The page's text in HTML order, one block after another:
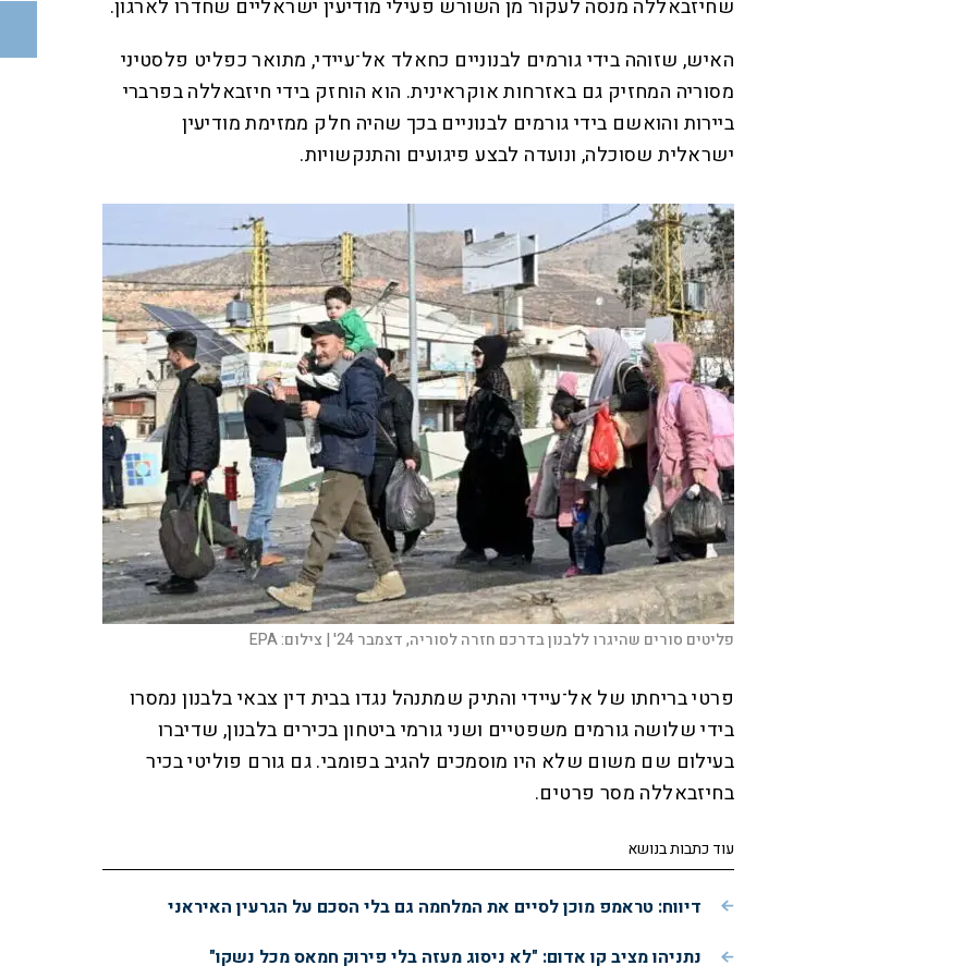
שחיזבאללה מנסה לעקור מן השורש פעילי מודיעין ישראליים שחדרו לארגון.
האיש, שזוהה בידי גורמים לבנוניים כחאלד אל־עיידי, מתואר כפליט פלסטיני
מסוריה המחזיק גם באזרחות אוקראינית. הוא הוחזק בידי חיזבאללה בפרברי
ביירות והואשם בידי גורמים לבנוניים בכך שהיה חלק ממזימת מודיעין
ישראלית שסוכלה, ונועדה לבצע פיגועים והתנקשויות.
פליטים סורים שהיגרו ללבנון בדרכם חזרה לסוריה, דצמבר 24' | צילום:EPA
פרטי בריחתו של אל־עיידי והתיק שמתנהל נגדו בבית דין צבאי בלבנון נמסרו
בידי שלושה גורמים משפטיים ושני גורמי ביטחון בכירים בלבנון, שדיברו
בעילום שם משום שלא היו מוסמכים להגיב בפומבי. גם גורם פוליטי בכיר
בחיזבאללה מסר פרטים.
עוד כתבות בנושא
דיווח: טראמפ מוכן לסיים את המלחמה גם בלי הסכם על הגרעין האיראני
נתניהו מציב קו אדום: "לא ניסוג מעזה בלי פירוק חמאס מכל נשקו"